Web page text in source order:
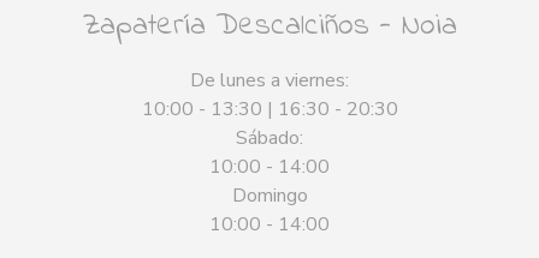
Zapatería Descalciños - Noia
De lunes a viernes:
10:00 - 13:30 | 16:30 - 20:30
Sábado:
10:00 - 14:00
Domingo
10:00 - 14:00